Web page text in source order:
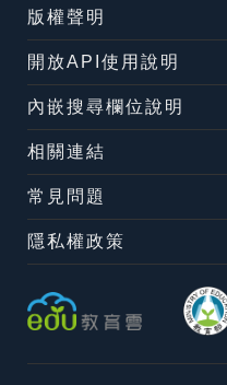
版權聲明
開放API使用說明
內嵌搜尋欄位說明
相關連結
常見問題
隱私權政策